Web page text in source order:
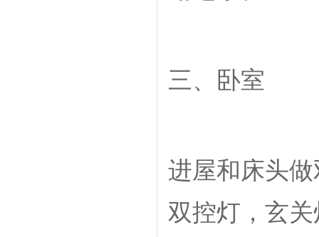
三、卧室
进屋和床头
双控灯，玄